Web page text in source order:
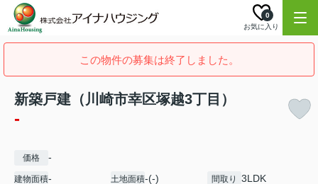
お気に入り
0
この物件の募集は終了しました。
新築戸建（川崎市幸区塚越3丁目）
-
価格 -
建物面積- 土地面積-(-) 間取り 3LDK